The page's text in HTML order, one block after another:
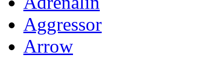
Aggressor
Arrow